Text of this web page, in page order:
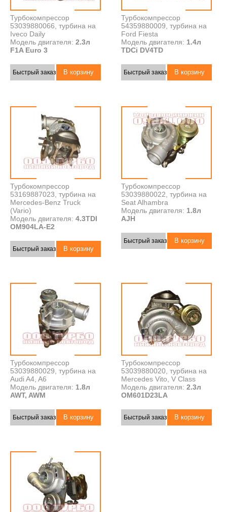
Турбокомпрессор
53039880066, турбина на
Iveco Daily
Модель двигателя: 2.3л
F1A Euro 3
Быстрый заказ
Турбокомпрессор
54359880009, турбина на
Ford Fiesta
Модель двигателя: 1.4л
TDCi DV4TD
Быстрый заказ
Турбокомпрессор
53169887023, турбина на
Mercedes-Benz Truck
(Vario)
Модель двигателя: 4.3TDI
OM904LA-E2
Быстрый заказ
Турбокомпрессор
53039880022, турбина на
Seat Alhambra
Модель двигателя: 1.8л
AJH
Быстрый заказ
Турбокомпрессор
53039880029, турбина на
Audi A4, A6
Модель двигателя: 1.8л
AWT, AWM
Быстрый заказ
Турбокомпрессор
53039880020, турбина на
Mercedes Vito, V Class
Модель двигателя: 2.3л
OM601D23LA
Быстрый заказ